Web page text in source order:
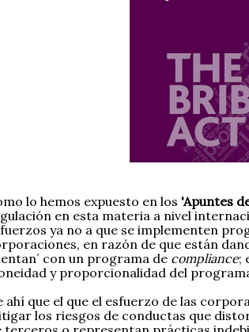
lo hemos expuesto en los 'Apuntes
en esta materia a nivel
ya no a que se implementen
en razón de que están
con un programa de compliance;
y proporcionalidad del
ahí que el que el esfuerzo de las
los riesgos de conductas que